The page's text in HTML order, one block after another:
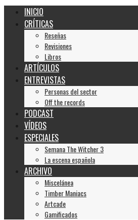
INICIO
CRÍTICAS
Reseñas
Revisiones
Libros
ARTÍCULOS
ENTREVISTAS
Personas del sector
Off the records
PODCAST
VÍDEOS
ESPECIALES
Semana The Witcher 3
La escena española
ARCHIVO
Miscelánea
Timber Maniacs
Artcade
Gamificados